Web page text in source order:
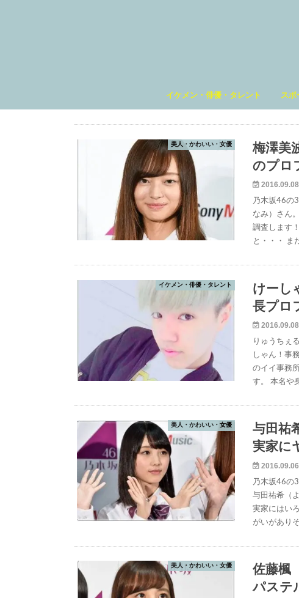
イケメン・俳優・タレント スポ
美人・かわいい・女優
梅澤美
のプロ
2016.09.08
乃木坂46の
なみ）さん
調査します
と・・・ ま
イケメン・俳優・タレント
けーし
長プロ
2016.09.08
りゅうちぇ
しゃん！事
のイイ事務
す。 本名や
美人・かわいい・女優
与田祐
実家に
2016.09.06
乃木坂46の
与田祐希（
実家にはい
がいがあり
美人・かわいい・女優
佐藤楓
パステ